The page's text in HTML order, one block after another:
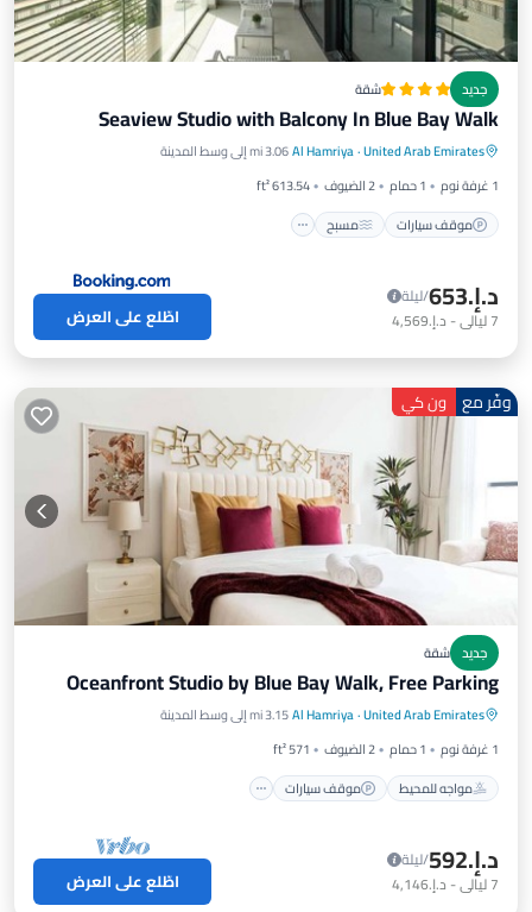
جديد شقة
Seaview Studio with Balcony In Blue Bay Walk
United Arab Emirates
·
Al Hamriya3.06 mi إلى وسط المدينة
1 غرفة نوم
1 حمام 2 الضيوف
613.54 ft²
موقف سيارات
مسبح
موقف سيارات مسبح
إطلالة
مكيف هواء
د.إ.‏653
/ليلة
7ليالي- د.إ.‏4,569 اطّلع على العرض
وفّر مع ون كي
جديد شقة
Oceanfront Studio by Blue Bay Walk, Free Parking
United Arab Emirates
·
Al Hamriya3.15 mi إلى وسط المدينة
1 غرفة نوم
1 حمام 2 الضيوف
571 ft²
مواجه للمحيط
موقف سيارات
مواجه للمحيط موقف سيارات
مسبح
إطلالة على المحيط
د.إ.‏592
/ليلة
7ليالي- د.إ.‏4,146 اطّلع على العرض